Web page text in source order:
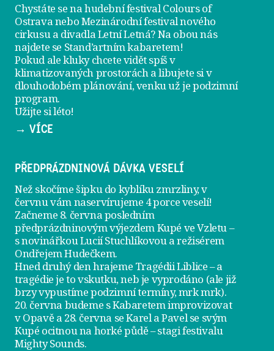
Chystáte se na hudební festival Colours of
Ostrava nebo Mezinárodní festival nového
cirkusu a divadla Letní Letná? Na obou nás
najdete se Stand’artním kabaretem!
Pokud ale kluky chcete vidět spíš v
klimatizovaných prostorách a libujete si v
dlouhodobém plánování, venku už jepodzimní
program.
Užijte si léto!
→ VÍCE
PŘEDPRÁZDNINOVÁ DÁVKA VESELÍ
Než skočíme šipku do kyblíku zmrzliny, v
červnu vám naservírujeme 4 porce veselí!
Začneme 8. června posledním
předprázdninovým výjezdemKupé ve Vzletu–
s novinářkou Lucií Stuchlíkovou a režisérem
Ondřejem Hudečkem.
Hned druhý den hrajeme Tragédii Liblice– a
tragédie je to vskutku, neb je vyprodáno (ale již
brzy vypustíme podzimní termíny, mrk mrk).
20. června budeme s Kabaretem improvizovat
v Opavě a 28. června se Karel a Pavel se svým
Kupé ocitnou na horké půdě – stagi festivalu
Mighty Sounds.